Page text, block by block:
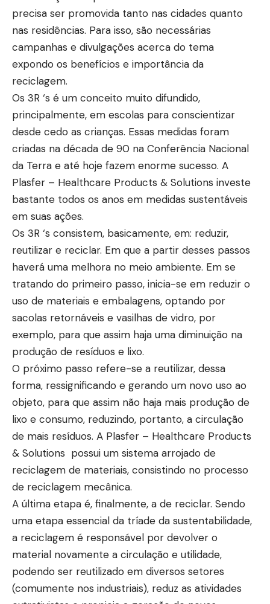
precisa ser promovida tanto nas cidades quanto
nas residências. Para isso, são necessárias
campanhas e divulgações acerca do tema
expondo os benefícios e importância da
reciclagem.
Os 3R ‘s é um conceito muito difundido,
principalmente, em escolas para conscientizar
desde cedo as crianças. Essas medidas foram
criadas na década de 90 na Conferência Nacional
da Terra e até hoje fazem enorme sucesso. A
Plasfer – Healthcare Products & Solutions investe
bastante todos os anos em medidas sustentáveis
em suas ações.
Os 3R ‘s consistem, basicamente, em: reduzir,
reutilizar e reciclar. Em que a partir desses passos
haverá uma melhora no meio ambiente. Em se
tratando do primeiro passo, inicia-se em reduzir o
uso de materiais e embalagens, optando por
sacolas retornáveis e vasilhas de vidro, por
exemplo, para que assim haja uma diminuição na
produção de resíduos e lixo.
O próximo passo refere-se a reutilizar, dessa
forma, ressignificando e gerando um novo uso ao
objeto, para que assim não haja mais produção de
lixo e consumo, reduzindo, portanto, a circulação
de mais resíduos. A Plasfer – Healthcare Products
& Solutions possui um sistema arrojado de
reciclagem de materiais, consistindo no processo
de reciclagem mecânica.
A última etapa é, finalmente, a de reciclar. Sendo
uma etapa essencial da tríade da sustentabilidade,
a reciclagem é responsável por devolver o
material novamente a circulação e utilidade,
podendo ser reutilizado em diversos setores
(comumente nos industriais), reduz as atividades